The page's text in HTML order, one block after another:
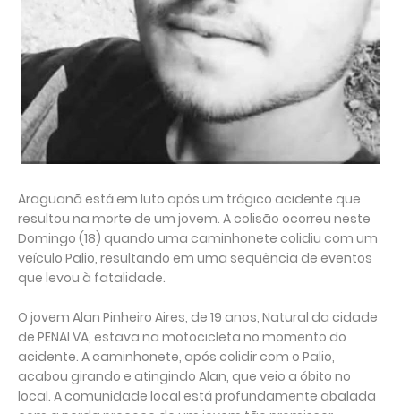
Araguanã está em luto após um trágico acidente que
resultou na morte de um jovem. A colisão ocorreu neste
Domingo (18) quando uma caminhonete colidiu com um
veículo Palio, resultando em uma sequência de eventos
que levou à fatalidade.
O jovem Alan Pinheiro Aires, de 19 anos, Natural da cidade
de PENALVA, estava na motocicleta no momento do
acidente. A caminhonete, após colidir com o Palio,
acabou girando e atingindo Alan, que veio a óbito no
local. A comunidade local está profundamente abalada